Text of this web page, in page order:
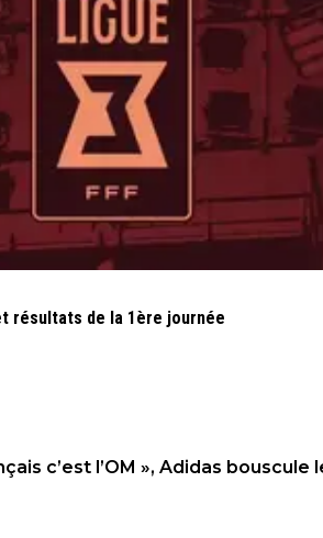
résultats de la 1ère journée
c’est l’OM », Adidas bouscule